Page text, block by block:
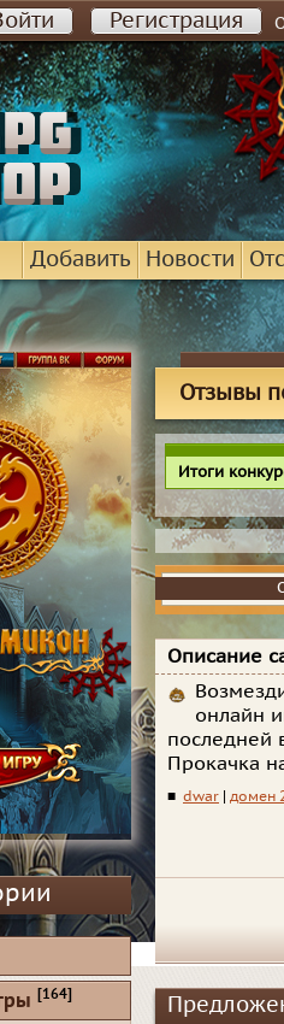
Регистрация
Добавить Новости
Отзывы
Итоги
Описание
онлайн
последней
Прокачка
■ dwar домен
[164]